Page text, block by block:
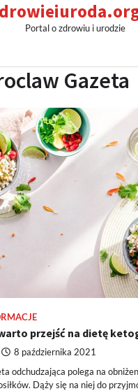
Portal o zdrowiu i urodzie
Gazeta
przejść na dietę
8 października 2021
odchudzająca polega na
Dąży się na niej do